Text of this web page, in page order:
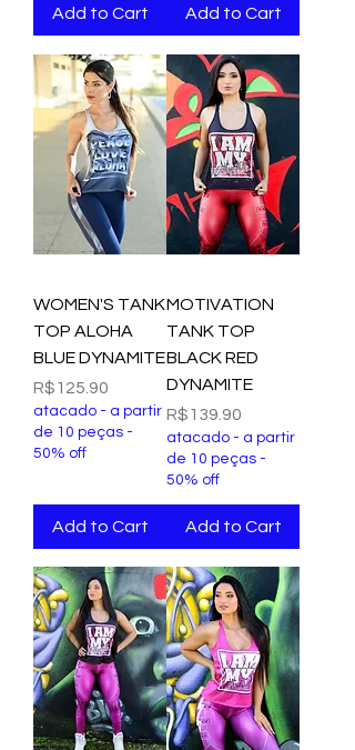
Add to Cart Add to Cart
WOMEN'S TANK
TOP ALOHA
BLUE DYNAMITE
Price
R$125.90
atacado - a partir
de 10 peças -
50% off
Add to Cart
MOTIVATION
TANK TOP
BLACK RED
DYNAMITE
Price
R$139.90
atacado - a partir
de 10 peças -
50% off
Add to Cart